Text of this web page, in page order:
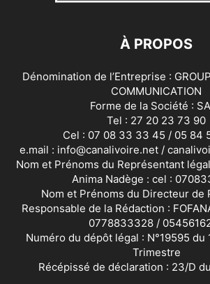
À PROPOS
Dénomination de l’Entreprise :
COMMUNICATION
Forme de la Société :
Tel : 27 20 23 73 90
Cel : 07 08 33 33 45 / 05 84
e.mail : info@canalivoire.net /
Nom et Prénoms du Représentant
Anima Nadège : cel :
Nom et Prénoms du Directeur de
Responsable de la Rédaction :
0778833328 /
Numéro du dépôt légal : N°19595 du
Trimestre
Récépissé de déclaration : 23/D